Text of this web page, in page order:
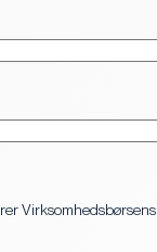
Virksomhedsbørsens